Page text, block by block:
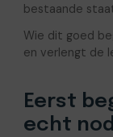
bestaande
Wie dit goed
en verlengt de
Eerst
echt